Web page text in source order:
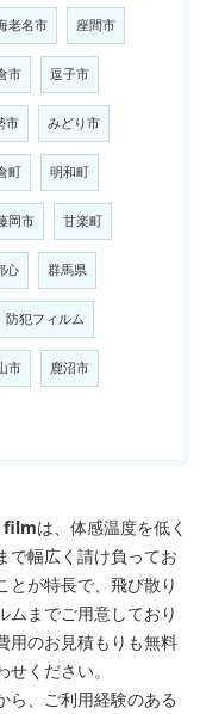
老名市 座間市
市 逗子市
市 みどり市
町 明和町
岡市 甘楽町
心 群馬県
防犯フィルム
市 鹿沼市
filmは、体感温度を低く
で幅広く請け負ってお
とが特長で、飛び散り
ムまでご用意しており
用のお見積もりも無料
ください。
ら、ご利用経験のある